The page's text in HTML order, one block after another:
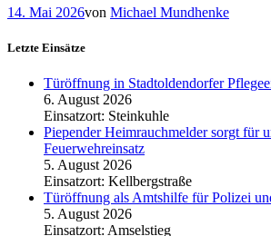
14. Mai 2026von Michael Mundhenke
Letzte Einsätze
Türöffnung in Stadtoldendorfer
6. August 2026
Einsatzort: Steinkuhle
Piepender Heimrauchmelder sorgt für
Feuerwehreinsatz
5. August 2026
Einsatzort: Kellbergstraße
Türöffnung als Amtshilfe für Polizei
5. August 2026
Einsatzort: Amselstieg